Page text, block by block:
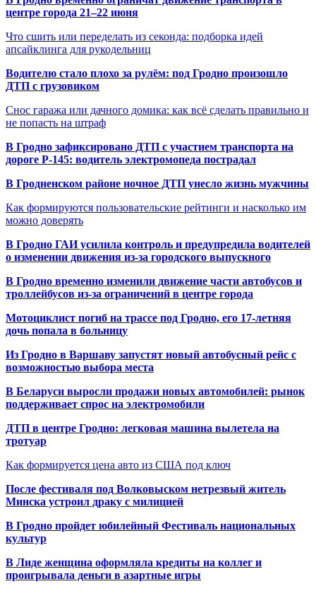
центре города 21–22 июня
Что сшить или переделать из секонда: подборка идей
апсайклинга для рукодельниц
Водителю стало плохо за рулём: под Гродно произошло
ДТП с грузовиком
Снос гаража или дачного домика: как всё сделать правильно и
не попасть на штраф
В Гродно зафиксировано ДТП с участием транспорта на
дороге Р-145: водитель электромопеда пострадал
В Гродненском районе ночное ДТП унесло жизнь мужчины
Как формируются пользовательские рейтинги и насколько им
можно доверять
В Гродно ГАИ усилила контроль и предупредила водителей
о изменении движения из-за городского выпускного
В Гродно временно изменили движение части автобусов и
троллейбусов из-за ограничений в центре города
Мотоциклист погиб на трассе под Гродно, его 17-летняя
дочь попала в больницу
Из Гродно в Варшаву запустят новый автобусный рейс с
возможностью выбора места
В Беларуси выросли продажи новых автомобилей: рынок
поддерживает спрос на электромобили
ДТП в центре Гродно: легковая машина вылетела на
тротуар
Как формируется цена авто из США под ключ
После фестиваля под Волковыском нетрезвый житель
Минска устроил драку с милицией
В Гродно пройдет юбилейный Фестиваль национальных
культур
В Лиде женщина оформляла кредиты на коллег и
проигрывала деньги в азартные игры